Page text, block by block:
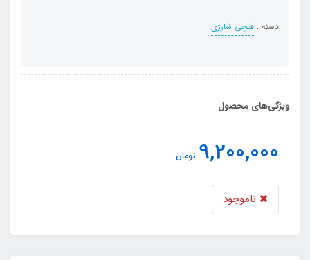
دسته : قیچی شارژی
ویژگی‌های محصول
9,200,000 تومان
ناموجود